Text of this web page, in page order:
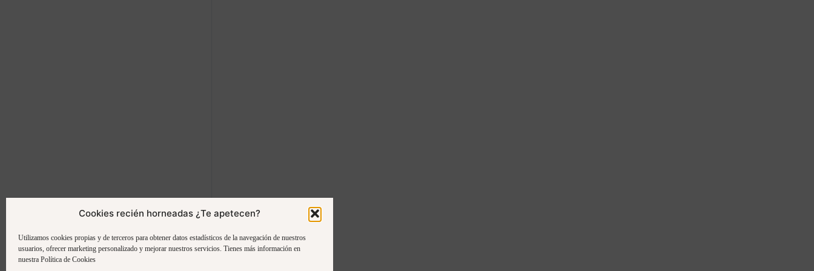
Cookies recién horneadas ¿Te apetecen?
Utilizamos cookies propias y de terceros para obtener datos estadísticos de la navegación de nuestros
usuarios, ofrecer marketing personalizado y mejorar nuestros servicios. Tienes más información en
nuestra Política de Cookies